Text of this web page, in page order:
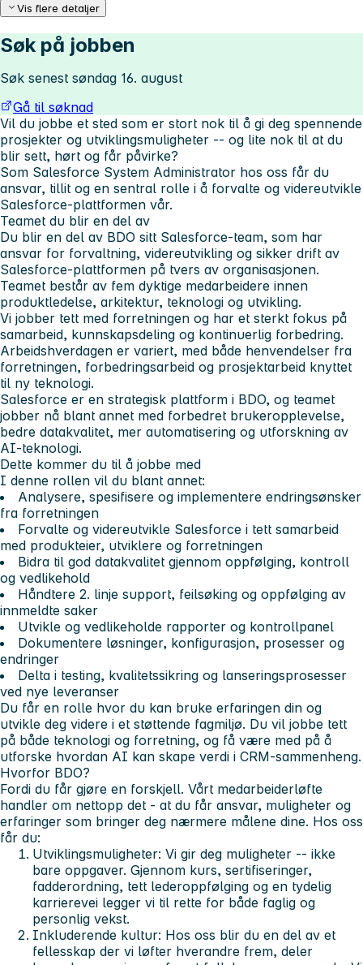
Vis flere detaljer
Søk på jobben
Søk senest søndag 16. august
Gå til søknad
Vil du jobbe et sted som er stort nok til å gi deg spennende
prosjekter og utviklingsmuligheter -- og lite nok til at du
blir sett, hørt og får påvirke?
Som Salesforce System Administrator hos oss får du
ansvar, tillit og en sentral rolle i å forvalte og videreutvikle
Salesforce-plattformen vår.
Teamet du blir en del av
Du blir en del av BDO sitt Salesforce-team, som har
ansvar for forvaltning, videreutvikling og sikker drift av
Salesforce-plattformen på tvers av organisasjonen.
Teamet består av fem dyktige medarbeidere innen
produktledelse, arkitektur, teknologi og utvikling.
Vi jobber tett med forretningen og har et sterkt fokus på
samarbeid, kunnskapsdeling og kontinuerlig forbedring.
Arbeidshverdagen er variert, med både henvendelser fra
forretningen, forbedringsarbeid og prosjektarbeid knyttet
til ny teknologi.
Salesforce er en strategisk plattform i BDO, og teamet
jobber nå blant annet med forbedret brukeropplevelse,
bedre datakvalitet, mer automatisering og utforskning av
AI-teknologi.
Dette kommer du til å jobbe med
I denne rollen vil du blant annet:
Analysere, spesifisere og implementere endringsønsker
fra forretningen
Forvalte og videreutvikle Salesforce i tett samarbeid
med produkteier, utviklere og forretningen
Bidra til god datakvalitet gjennom oppfølging, kontroll
og vedlikehold
Håndtere 2. linje support, feilsøking og oppfølging av
innmeldte saker
Utvikle og vedlikeholde rapporter og kontrollpanel
Dokumentere løsninger, konfigurasjon, prosesser og
endringer
Delta i testing, kvalitetssikring og lanseringsprosesser
ved nye leveranser
Du får en rolle hvor du kan bruke erfaringen din og
utvikle deg videre i et støttende fagmiljø. Du vil jobbe tett
på både teknologi og forretning, og få være med på å
utforske hvordan AI kan skape verdi i CRM-sammenheng.
Hvorfor BDO?
Fordi du får gjøre en forskjell. Vårt medarbeiderløfte
handler om nettopp det - at du får ansvar, muligheter og
erfaringer som bringer deg nærmere målene dine. Hos oss
får du:
Utviklingsmuligheter: Vi gir deg muligheter -- ikke
bare oppgaver. Gjennom kurs, sertifiseringer,
fadderordning, tett lederoppfølging og en tydelig
karrierevei legger vi til rette for både faglig og
personlig vekst.
Inkluderende kultur: Hos oss blir du en del av et
fellesskap der vi løfter hverandre frem, deler